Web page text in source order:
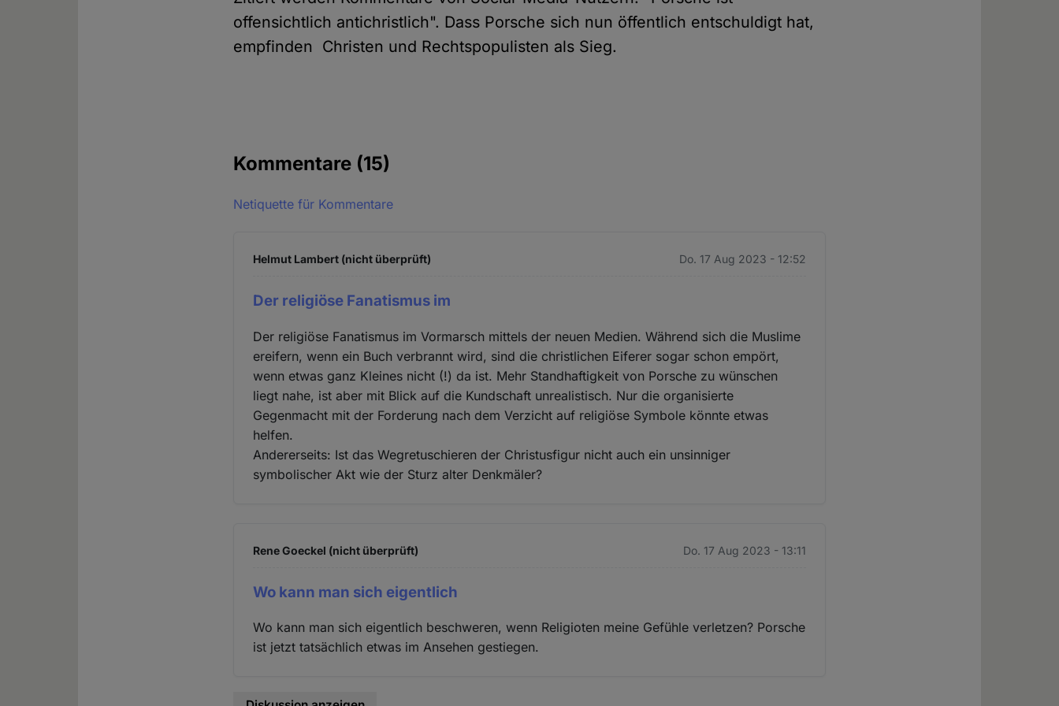
offensichtlich antichristlich". Dass Porsche sich nun öffentlich entschuldigt hat,
empfinden Christen und Rechtspopulisten als Sieg.
Kommentare (15)
Netiquette für Kommentare
Helmut Lambert (nicht überprüft) Do. 17 Aug 2023 - 12:52
Der religiöse Fanatismus im
Der religiöse Fanatismus im Vormarsch mittels der neuen Medien. Während sich die Muslime
ereifern, wenn ein Buch verbrannt wird, sind die christlichen Eiferer sogar schon empört,
wenn etwas ganz Kleines nicht (!) da ist. Mehr Standhaftigkeit von Porsche zu wünschen
liegt nahe, ist aber mit Blick auf die Kundschaft unrealistisch. Nur die organisierte
Gegenmacht mit der Forderung nach dem Verzicht auf religiöse Symbole könnte etwas
helfen.
Andererseits: Ist das Wegretuschieren der Christusfigur nicht auch ein unsinniger
symbolischer Akt wie der Sturz alter Denkmäler?
Rene Goeckel (nicht überprüft) Do. 17 Aug 2023 - 13:11
Wo kann man sich eigentlich
Wo kann man sich eigentlich beschweren, wenn Religioten meine Gefühle verletzen? Porsche
ist jetzt tatsächlich etwas im Ansehen gestiegen.